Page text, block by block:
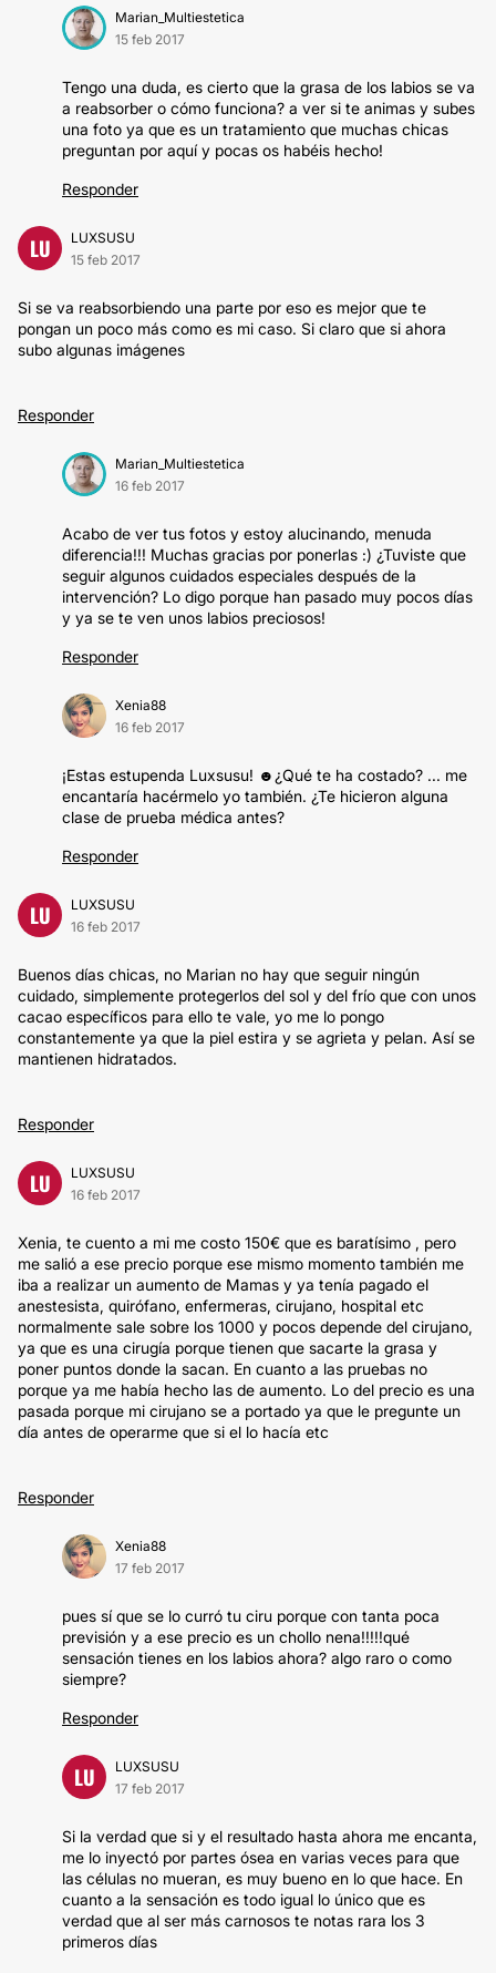
Marian_Multiestetica
15 feb 2017
Tengo una duda, es cierto que la grasa de los labios se va
a reabsorber o cómo funciona? a ver si te animas y subes
una foto ya que es un tratamiento que muchas chicas
preguntan por aquí y pocas os habéis hecho!
Responder
LU
LUXSUSU
15 feb 2017
Si se va reabsorbiendo una parte por eso es mejor que te
pongan un poco más como es mi caso. Si claro que si ahora
subo algunas imágenes
Responder
Marian_Multiestetica
16 feb 2017
Acabo de ver tus fotos y estoy alucinando, menuda
diferencia!!! Muchas gracias por ponerlas :) ¿Tuviste que
seguir algunos cuidados especiales después de la
intervención? Lo digo porque han pasado muy pocos días
y ya se te ven unos labios preciosos!
Responder
Xenia88
16 feb 2017
¡Estas estupenda Luxsusu! ☻¿Qué te ha costado? ... me
encantaría hacérmelo yo también. ¿Te hicieron alguna
clase de prueba médica antes?
Responder
LU
LUXSUSU
16 feb 2017
Buenos días chicas, no Marian no hay que seguir ningún
cuidado, simplemente protegerlos del sol y del frío que con unos
cacao específicos para ello te vale, yo me lo pongo
constantemente ya que la piel estira y se agrieta y pelan. Así se
mantienen hidratados.
Responder
LU
LUXSUSU
16 feb 2017
Xenia, te cuento a mi me costo 150€ que es baratísimo , pero
me salió a ese precio porque ese mismo momento también me
iba a realizar un aumento de Mamas y ya tenía pagado el
anestesista, quirófano, enfermeras, cirujano, hospital etc
normalmente sale sobre los 1000 y pocos depende del cirujano,
ya que es una cirugía porque tienen que sacarte la grasa y
poner puntos donde la sacan. En cuanto a las pruebas no
porque ya me había hecho las de aumento. Lo del precio es una
pasada porque mi cirujano se a portado ya que le pregunte un
día antes de operarme que si el lo hacía etc
Responder
Xenia88
17 feb 2017
pues sí que se lo curró tu ciru porque con tanta poca
previsión y a ese precio es un chollo nena!!!!!qué
sensación tienes en los labios ahora? algo raro o como
siempre?
Responder
LU
LUXSUSU
17 feb 2017
Si la verdad que si y el resultado hasta ahora me encanta,
me lo inyectó por partes ósea en varias veces para que
las células no mueran, es muy bueno en lo que hace. En
cuanto a la sensación es todo igual lo único que es
verdad que al ser más carnosos te notas rara los 3
primeros días